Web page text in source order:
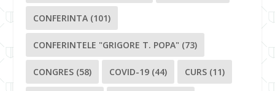
CONFERINTA (101)
CONFERINTELE "GRIGORE T. POPA" (73)
CONGRES (58) COVID-19 (44) CURS (11)